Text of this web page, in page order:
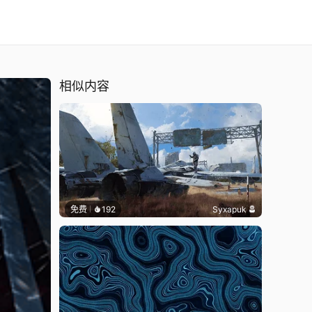
相似内容
免费 192 Syxapuk